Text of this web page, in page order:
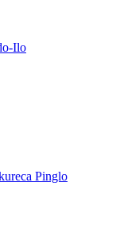
Ilo
Pinglo